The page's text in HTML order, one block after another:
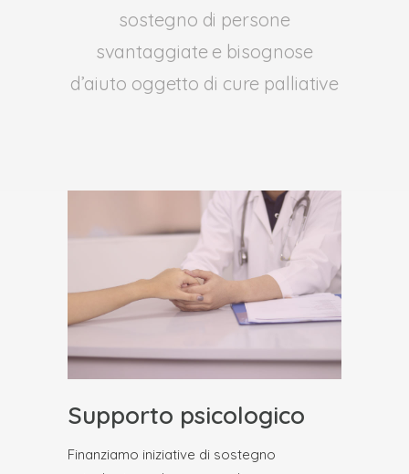
sostegno di persone
svantaggiate e bisognose
d’aiuto oggetto di cure palliative
Supporto psicologico
Finanziamo iniziative di sostegno